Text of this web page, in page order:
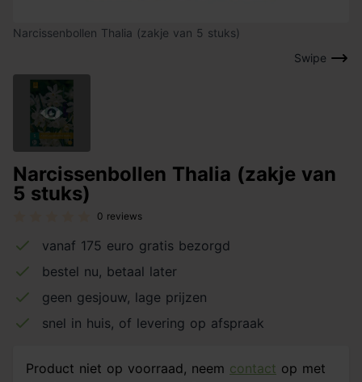
Swipe
Narcissenbollen Thalia (zakje van 5 stuks)
Narcissenbollen Thalia (zakje van
5 stuks)
0 reviews
vanaf 175 euro gratis bezorgd
bestel nu, betaal later
geen gesjouw, lage prijzen
snel in huis, of levering op afspraak
Product niet op voorraad, neem contact op met